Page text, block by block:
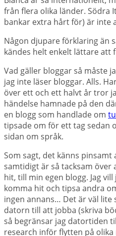
från flera olika länder. Södra
bankar extra hårt för) är inte
Någon djupare förklaring än
kändes helt enkelt lättare att
Vad gäller bloggar så måste
jag inte läser bloggar. Alls.
över ett och ett halvt år tror
händelse hamnade på den
en blogg som handlade om
tipsade om för ett tag sedan
sidan om språk.
Som sagt, det känns
samtidigt är så tacksam över
hit, till min egen blogg. Jag
komma hit och tipsa andra
ingen annans… Det är väl
datorn till att jobba (skriva
så begränsar jag datortiden
research inför flytten på